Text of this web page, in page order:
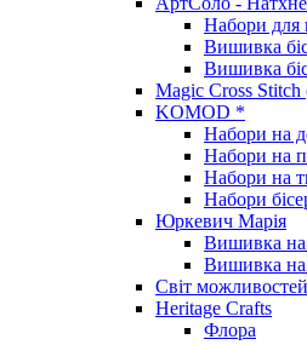
Набори для
Вишивка
Вишивка
Magic Cross Stitch
KOMOD *
Набори на
Набори на
Набори на
Набори
Юркевич Марія
Вишивка на
Вишивка на
Світ можливостей
Heritage Crafts
Флора